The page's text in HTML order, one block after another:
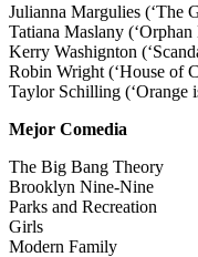
Julianna Margulies (‘The
Tatiana Maslany (‘Orphan
Kerry Washignton
Robin Wright (‘House of
Taylor Schilling (‘Orange
Mejor Comedia
The Big Bang Theory
Brooklyn Nine-Nine
Parks and Recreation
Girls
Modern Family